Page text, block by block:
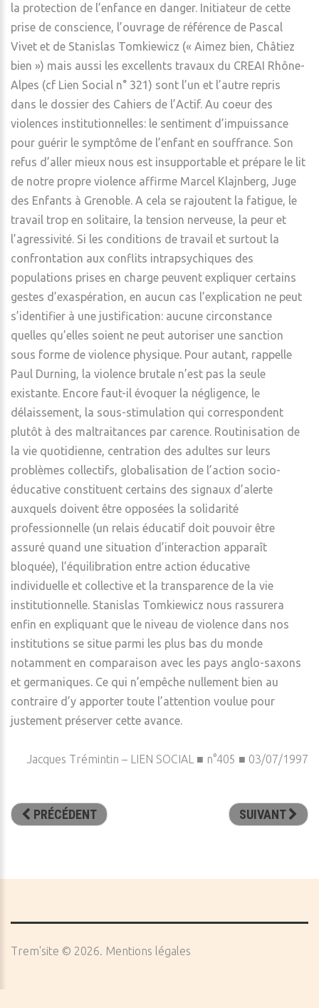
la protection de l’enfance en danger. Initiateur de cette
prise de conscience, l’ouvrage de référence de Pascal
Vivet et de Stanislas Tomkiewicz (« Aimez bien, Châtiez
bien ») mais aussi les excellents travaux du CREAI Rhône-
Alpes (cf Lien Social n° 321) sont l’un et l’autre repris
dans le dossier des Cahiers de l’Actif. Au coeur des
violences institutionnelles: le sentiment d’impuissance
pour guérir le symptôme de l’enfant en souffrance. Son
refus d’aller mieux nous est insupportable et prépare le lit
de notre propre violence affirme Marcel Klajnberg, Juge
des Enfants à Grenoble. A cela se rajoutent la fatigue, le
travail trop en solitaire, la tension nerveuse, la peur et
l’agressivité. Si les conditions de travail et surtout la
confrontation aux conflits intrapsychiques des
populations prises en charge peuvent expliquer certains
gestes d’exaspération, en aucun cas l’explication ne peut
s’identifier à une justification: aucune circonstance
quelles qu’elles soient ne peut autoriser une sanction
sous forme de violence physique. Pour autant, rappelle
Paul Durning, la violence brutale n’est pas la seule
existante. Encore faut-il évoquer la négligence, le
délaissement, la sous-stimulation qui correspondent
plutôt à des maltraitances par carence. Routinisation de
la vie quotidienne, centration des adultes sur leurs
problèmes collectifs, globalisation de l’action socio-
éducative constituent certains des signaux d’alerte
auxquels doivent être opposées la solidarité
professionnelle (un relais éducatif doit pouvoir être
assuré quand une situation d’interaction apparaît
bloquée), l’équilibration entre action éducative
individuelle et collective et la transparence de la vie
institutionnelle. Stanislas Tomkiewicz nous rassurera
enfin en expliquant que le niveau de violence dans nos
institutions se situe parmi les plus bas du monde
notamment en comparaison avec les pays anglo-saxons
et germaniques. Ce qui n’empêche nullement bien au
contraire d’y apporter toute l’attention voulue pour
justement préserver cette avance.
Jacques Trémintin – LIEN SOCIAL ■ n°405 ■ 03/07/1997
PRÉCÉDENT SUIVANT
Trem'site © 2026 Mentions légales